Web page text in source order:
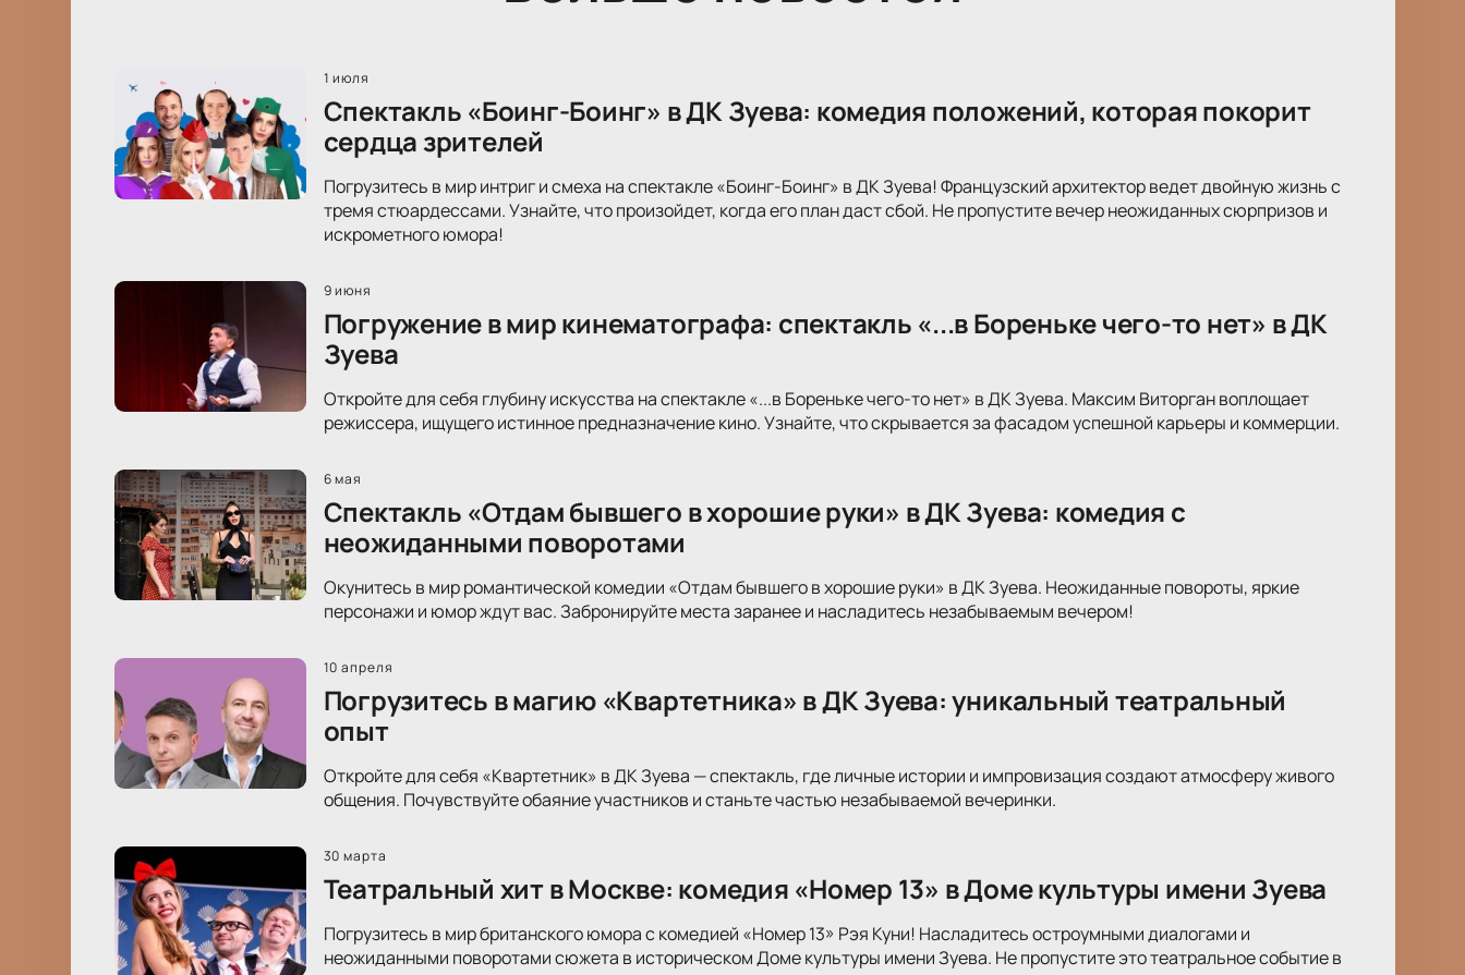
1 июля
Спектакль «Боинг-Боинг» в ДК Зуева: комедия положений, которая покорит
сердца зрителей
Погрузитесь в мир интриг и смеха на спектакле «Боинг-Боинг» в ДК Зуева! Французский архитектор ведет двойную жизнь с
тремя стюардессами. Узнайте, что произойдет, когда его план даст сбой. Не пропустите вечер неожиданных сюрпризов и
искрометного юмора!
9 июня
Погружение в мир кинематографа: спектакль «...в Бореньке чего-то нет» в ДК
Зуева
Откройте для себя глубину искусства на спектакле «...в Бореньке чего-то нет» в ДК Зуева. Максим Виторган воплощает
режиссера, ищущего истинное предназначение кино. Узнайте, что скрывается за фасадом успешной карьеры и коммерции.
6 мая
Спектакль «Отдам бывшего в хорошие руки» в ДК Зуева: комедия с
неожиданными поворотами
Окунитесь в мир романтической комедии «Отдам бывшего в хорошие руки» в ДК Зуева. Неожиданные повороты, яркие
персонажи и юмор ждут вас. Забронируйте места заранее и насладитесь незабываемым вечером!
10 апреля
Погрузитесь в магию «Квартетника» в ДК Зуева: уникальный театральный
опыт
Откройте для себя «Квартетник» в ДК Зуева — спектакль, где личные истории и импровизация создают атмосферу живого
общения. Почувствуйте обаяние участников и станьте частью незабываемой вечеринки.
30 марта
Театральный хит в Москве: комедия «Номер 13» в Доме культуры имени Зуева
Погрузитесь в мир британского юмора с комедией «Номер 13» Рэя Куни! Насладитесь остроумными диалогами и
неожиданными поворотами сюжета в историческом Доме культуры имени Зуева. Не пропустите это театральное событие в